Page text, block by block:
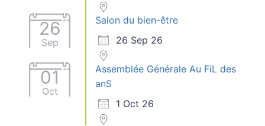
26
Sep
Salon du bien-être
26 Sep 26
01
Oct
Assemblée Générale Au FiL des
anS
1 Oct 26